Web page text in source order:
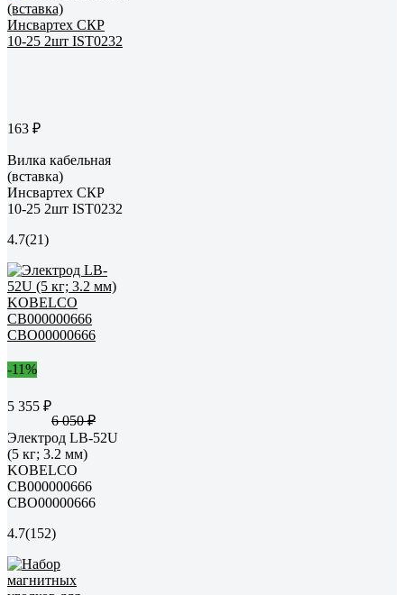
163 ₽
Вилка кабельная
(вставка)
Инсвартех СКР
10-25 2шт IST0232
4.7(21)
-11%
5 355 ₽
6 050 ₽
Электрод LB-52U
(5 кг; 3.2 мм)
KOBELCO
СВ000000666
СВО00000666
4.7(152)